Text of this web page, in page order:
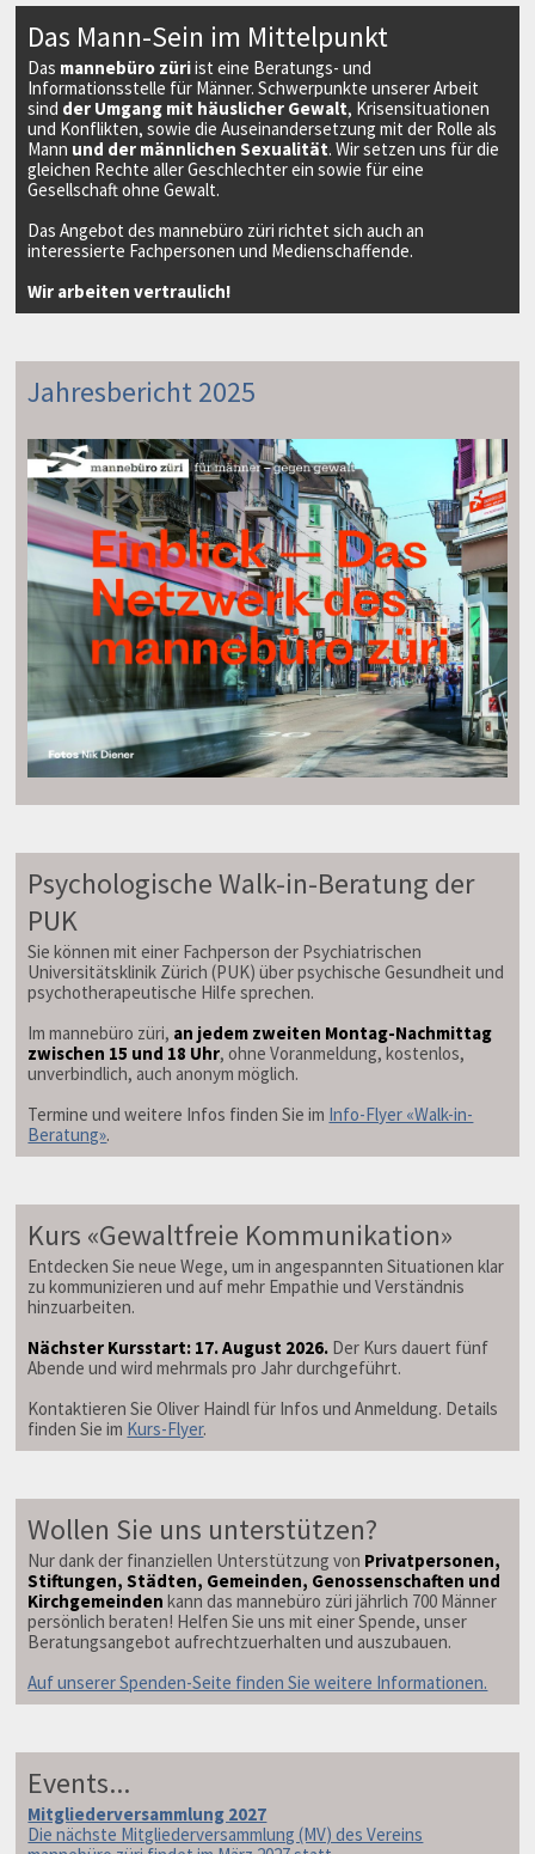
Das Mann-Sein im Mittelpunkt
Das mannebüro züriist eine Beratungs- und
Informationsstelle für Männer. Schwerpunkte unserer Arbeit
sind der Umgang mit häuslicher Gewalt, Krisensituationen
und Konflikten, sowie die Auseinandersetzung mit der Rolle als
Mann und der männlichen Sexualität. Wir setzen uns für die
gleichen Rechte aller Geschlechter ein sowie für eine
Gesellschaft ohne Gewalt.
Das Angebot des mannebüro züri richtet sich auch an
interessierte Fachpersonen und Medienschaffende.
Wir arbeiten vertraulich!
Jahresbericht 2025
Psychologische Walk-in-Beratung der
PUK
Sie können mit einer Fachperson der Psychiatrischen
Universitätsklinik Zürich (PUK) über psychische Gesundheit und
psychotherapeutische Hilfe sprechen.
Im mannebüro züri, an jedem zweiten Montag-Nachmittag
zwischen 15 und 18 Uhr, ohne Voranmeldung, kostenlos,
unverbindlich, auch anonym möglich.
Termine und weitere Infos finden Sie im Info-Flyer «Walk-in-
Beratung».
Kurs «Gewaltfreie Kommunikation»
Entdecken Sie neue Wege, um in angespannten Situationen klar
zu kommunizieren und auf mehr Empathie und Verständnis
hinzuarbeiten.
Nächster Kursstart: 17. August 2026. Der Kurs dauert fünf
Abende und wird mehrmals pro Jahr durchgeführt.
Kontaktieren Sie Oliver Haindl für Infos und Anmeldung. Details
finden Sie im Kurs-Flyer.
Wollen Sie uns unterstützen?
Nur dank der finanziellen Unterstützung von Privatpersonen,
Stiftungen, Städten, Gemeinden, Genossenschaften und
Kirchgemeinden kann das mannebüro züri jährlich 700 Männer
persönlich beraten! Helfen Sie uns mit einer Spende, unser
Beratungsangebot aufrechtzuerhalten und auszubauen.
Auf unserer Spenden-Seite finden Sie weitere Informationen.
Events...
Mitgliederversammlung 2027
Die nächste Mitgliederversammlung (MV) des Vereins